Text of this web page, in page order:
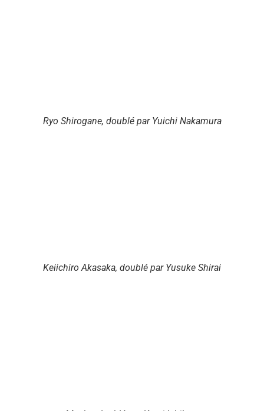
Ryo Shirogane, doublé par Yuichi Nakamura
Keiichiro Akasaka, doublé par Yusuke Shirai